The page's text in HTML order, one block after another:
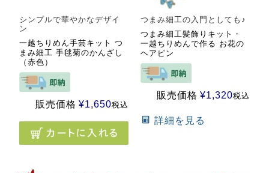
シンプルで華やかなデザイ
ン
一越ちりめん手芸キット つ
まみ細工 手毬菊のかんざし
（赤色）
販売価格 ¥1,650税込
つまみ細工の入門としても♪
つまみ細工髪飾りキット・
一越ちりめんで作る お花の
ヘアピン
販売価格 ¥1,320税込
詳細を見る